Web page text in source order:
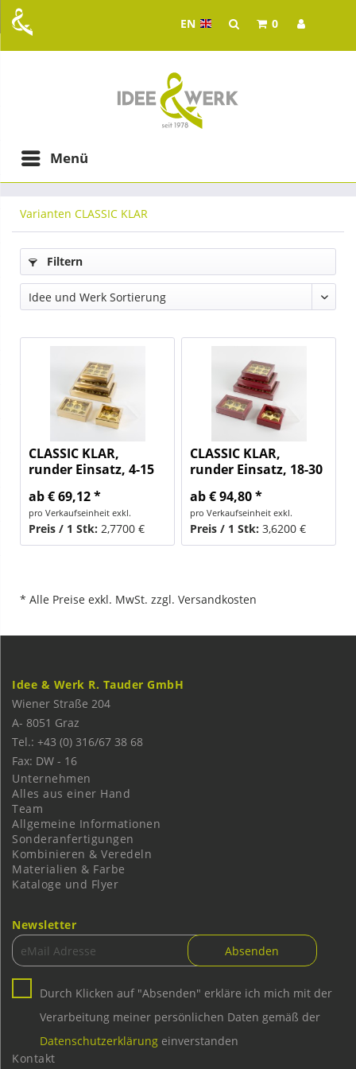
EN Idee & Werk - your
0
Menü
Varianten CLASSIC KLAR
in Graz
Filtern
CLASSIC KLAR,
runder Einsatz, 4-15
ab € 69,12 *
pro Verkaufseinheit exkl.
Preis / 1 Stk:2,7700 €
CLASSIC KLAR,
runder Einsatz, 18-30
ab € 94,80 *
pro Verkaufseinheit exkl.
Preis / 1 Stk:3,6200 €
* Alle Preise exkl. MwSt. zzgl. Versandkosten
Idee & Werk R. Tauder GmbH
Wiener Straße 204
A- 8051 Graz
Tel.: +43 (0) 316/67 38 68
Fax: DW - 16
Unternehmen
Alles aus einer Hand
Team
Allgemeine Informationen
Sonderanfertigungen
Kombinieren & Veredeln
Materialien & Farbe
Kataloge und Flyer
Newsletter
Durch Klicken auf "Absenden" erkläre ich mich mit der
Verarbeitung meiner persönlichen Daten gemäß der
Datenschutzerklärung einverstanden
Kontakt